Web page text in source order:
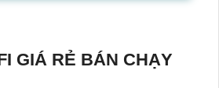
GIÁ RẺ BÁN CHẠY